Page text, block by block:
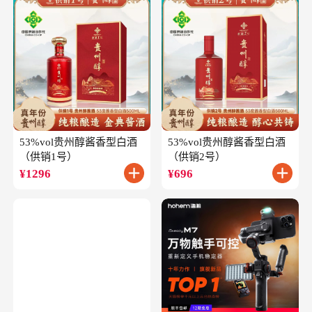
53%vol贵州醇酱香型白酒
（供销1号）
¥1296
53%vol贵州醇酱香型白酒
（供销2号）
¥696